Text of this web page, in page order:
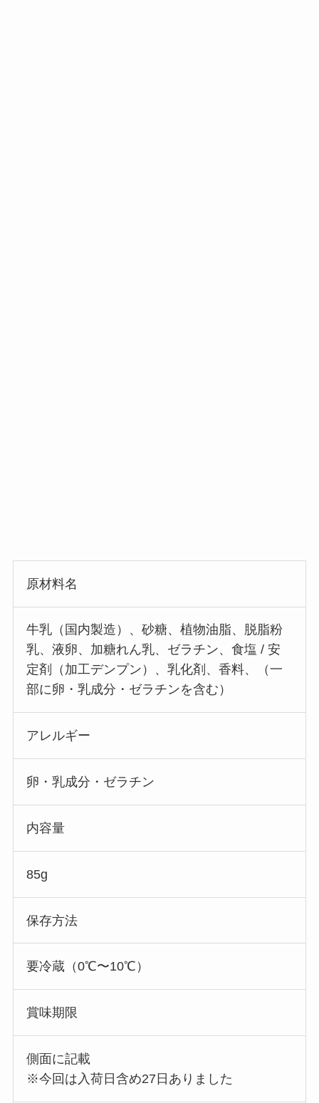
原材料名
牛乳（国内製造）、砂糖、植物油脂、脱脂粉
乳、液卵、加糖れん乳、ゼラチン、食塩 / 安
定剤（加工デンプン）、乳化剤、香料、（一
部に卵・乳成分・ゼラチンを含む）
アレルギー
卵・乳成分・ゼラチン
内容量
85g
保存方法
要冷蔵（0℃〜10℃）
賞味期限
側面に記載
※今回は入荷日含め27日ありました